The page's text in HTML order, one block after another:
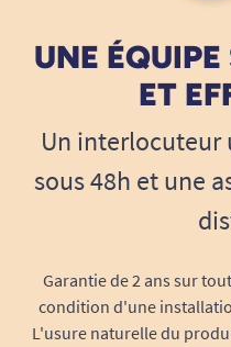
UNE
ET
Un interlocuteur
sous 48h et une
Garantie de 2 ans sur
condition d'une
L'usure naturelle du